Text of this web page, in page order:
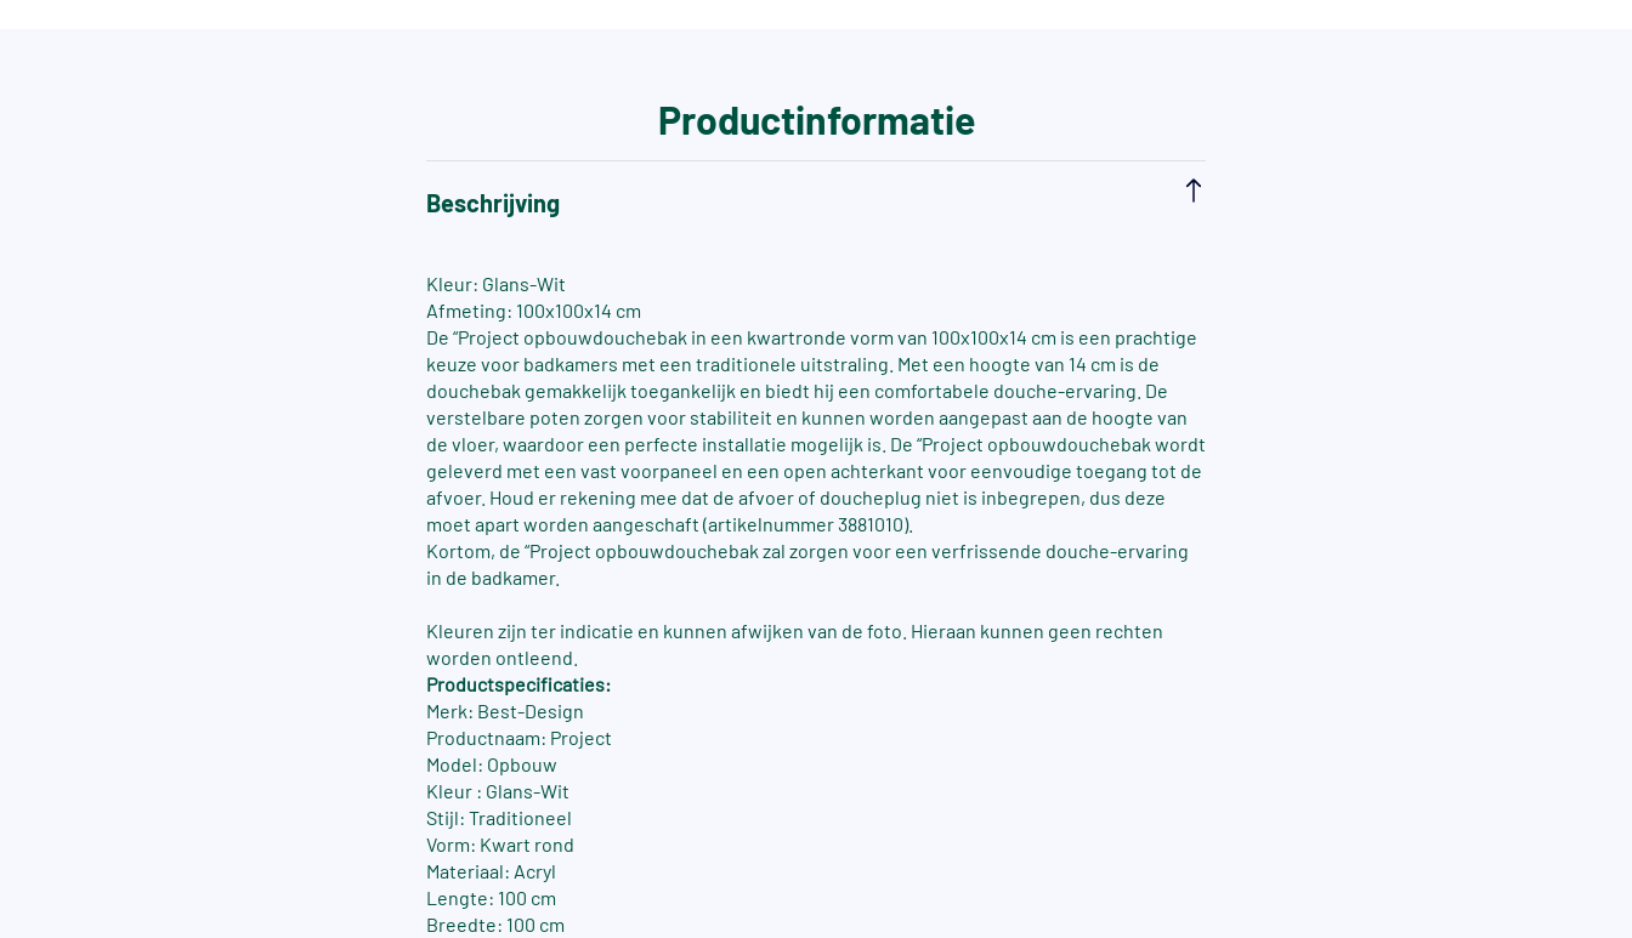
Productinformatie
Beschrijving
Kleur: Glans-Wit
Afmeting: 100x100x14 cm
De “Project opbouwdouchebak in een kwartronde vorm van 100x100x14 cm is een prachtige
keuze voor badkamers met een traditionele uitstraling. Met een hoogte van 14 cm is de
douchebak gemakkelijk toegankelijk en biedt hij een comfortabele douche-ervaring. De
verstelbare poten zorgen voor stabiliteit en kunnen worden aangepast aan de hoogte van
de vloer, waardoor een perfecte installatie mogelijk is. De “Project opbouwdouchebak wordt
geleverd met een vast voorpaneel en een open achterkant voor eenvoudige toegang tot de
afvoer. Houd er rekening mee dat de afvoer of doucheplug niet is inbegrepen, dus deze
moet apart worden aangeschaft (artikelnummer 3881010).
Kortom, de “Project opbouwdouchebak zal zorgen voor een verfrissende douche-ervaring
in de badkamer.
Kleuren zijn ter indicatie en kunnen afwijken van de foto. Hieraan kunnen geen rechten
worden ontleend.
Productspecificaties:
Merk: Best-Design
Productnaam: Project
Model: Opbouw
Kleur : Glans-Wit
Stijl: Traditioneel
Vorm: Kwart rond
Materiaal: Acryl
Lengte: 100 cm
Breedte: 100 cm